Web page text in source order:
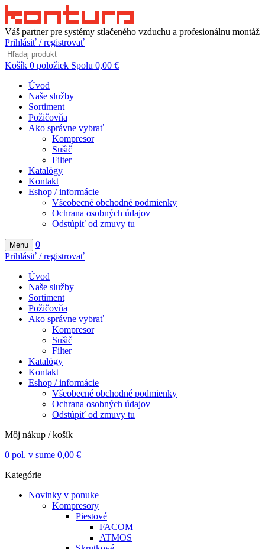
Váš partner pre systémy stlačeného vzduchu a profesionálnu montáž
Prihlásiť / registrovať
Košík 0 položiek Spolu 0,00 €
Úvod
Naše služby
Sortiment
Požičovňa
Ako správne vybrať
Kompresor
Sušič
Filter
Katalógy
Kontakt
Eshop / informácie
Všeobecné obchodné podmienky
Ochrana osobných údajov
Odstúpiť od zmuvy tu
Menu
0
Prihlásiť / registrovať
Úvod
Naše služby
Sortiment
Požičovňa
Ako správne vybrať
Kompresor
Sušič
Filter
Katalógy
Kontakt
Eshop / informácie
Všeobecné obchodné podmienky
Ochrana osobných údajov
Odstúpiť od zmuvy tu
Môj nákup / košík
0 pol. v sume 0,00 €
Kategórie
Novinky v ponuke
Kompresory
Piestové
FACOM
ATMOS